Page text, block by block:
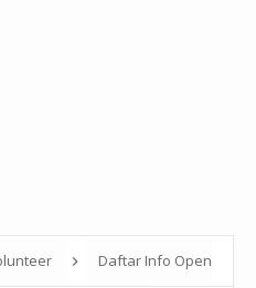
Daftar Info Open